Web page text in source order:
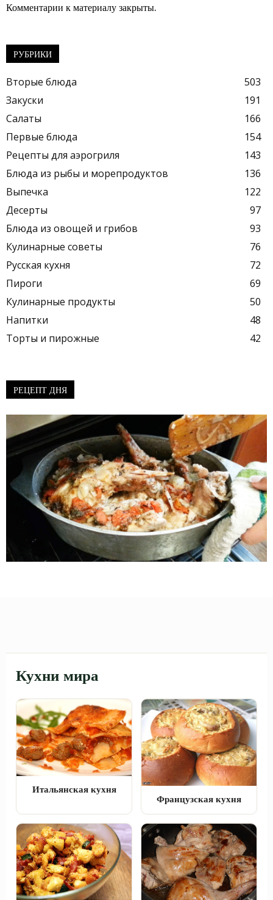
Комментарии к материалу закрыты.
РУБРИКИ
Вторые блюда
503
Закуски
191
Салаты
166
Первые блюда
154
Рецепты для аэрогриля
143
Блюда из рыбы и морепродуктов
136
Выпечка
122
Десерты
97
Блюда из овощей и грибов
93
Кулинарные советы
76
Русская кухня
72
Пироги
69
Кулинарные продукты
50
Напитки
48
Торты и пирожные
42
РЕЦЕПТ ДНЯ
Кухни мира
Итальянская кухня
Французская кухня